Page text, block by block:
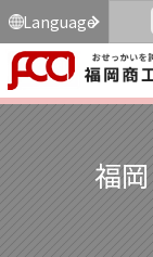
Language
福